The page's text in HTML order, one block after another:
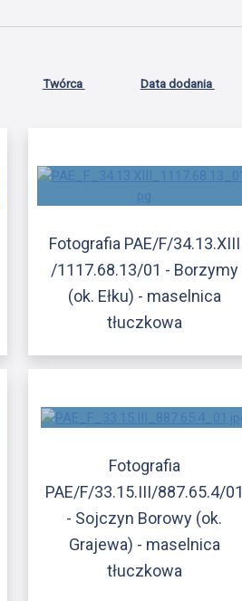
Twórca Data dodania
Fotografia PAE/F/34.13.XIII
/1117.68.13/01 - Borzymy
(ok. Ełku) - maselnica
tłuczkowa
Fotografia
PAE/F/33.15.III/887.65.4/01
- Sojczyn Borowy (ok.
Grajewa) - maselnica
tłuczkowa